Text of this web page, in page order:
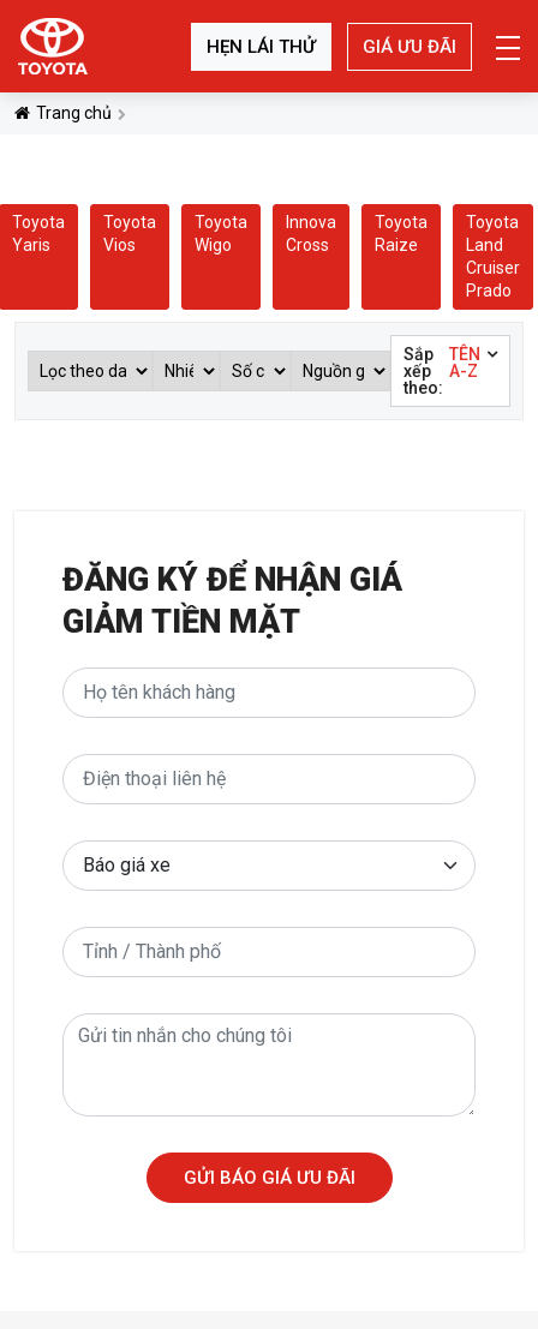
HẸN LÁI THỬ GIÁ ƯU ĐÃI
Trang chủ
Toyota
Yaris
Toyota
Vios
Toyota
Wigo
Innova
Cross
Toyota
Raize
Toyota
Land
Cruiser
Prado
Sắp
xếp
theo:
TÊN
A-Z
ĐĂNG KÝ ĐỂ NHẬN GIÁ
GIẢM TIỀN MẶT
GỬI BÁO GIÁ ƯU ĐÃI